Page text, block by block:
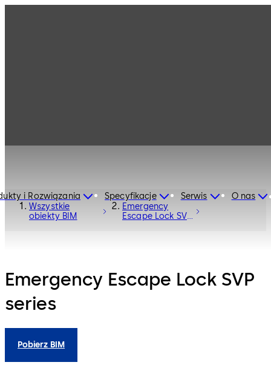
i Rozwiązania Specyfikacje Serwis
O nas
Wszystkie
obiekty BIM
Emergency
Escape Lock SVP
Emergency Escape Lock SVP
series
Pobierz BIM